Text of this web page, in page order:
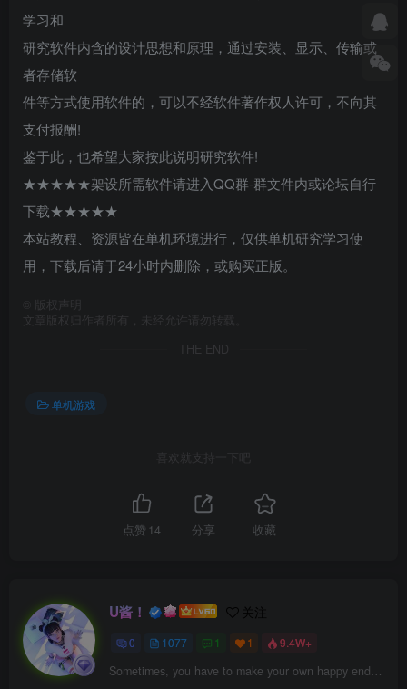
学习和
研究软件内含的设计思想和原理，通过安装、显示、传输或
者存储软
件等方式使用软件的，可以不经软件著作权人许可，不向其
支付报酬!
鉴于此，也希望大家按此说明研究软件!
★★★★★架设所需软件请进入QQ群-群文件内或论坛自行
下载★★★★★
本站教程、资源皆在单机环境进行，仅供单机研究学习使
用，下载后请于24小时内删除，或购买正版。
版权声明
文章版权归作者所有，未经允许请勿转载。
THE END
单机游戏
喜欢就支持一下吧
点赞 14 分享 收藏
U酱！ 关注
0 1077 1 1 9.4W+
Sometimes, you have to make your own happy ending.